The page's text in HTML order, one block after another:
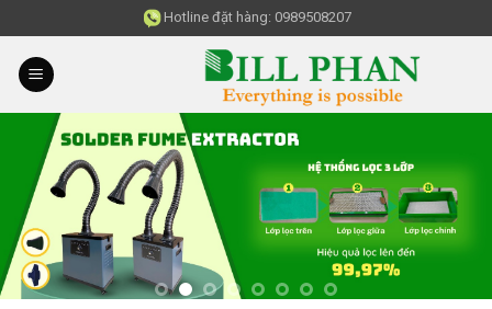
to
content
Hotline đặt hàng: 0989508207